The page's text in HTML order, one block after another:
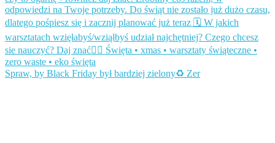
Spraw, by Black Friday był bardziej zielony♻️ Zer